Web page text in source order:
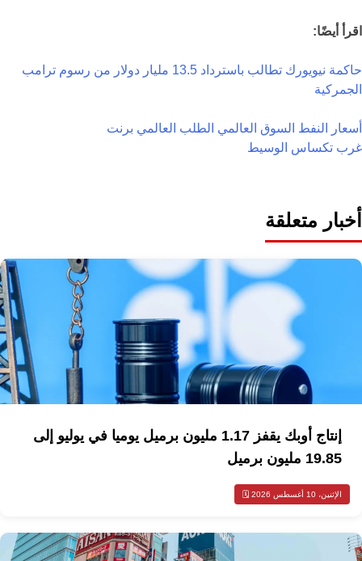
اقرأ أيضًا:
حاكمة نيويورك تطالب باسترداد 13.5 مليار دولار من رسوم ترامب
الجمركية
أسعار النفط السوق العالمي الطلب العالمي برنت
غرب تكساس الوسيط
أخبار متعلقة
إنتاج أوبك يقفز 1.17 مليون برميل يوميا في يوليو إلى
19.85 مليون برميل
الإثنين، 10 أغسطس 2026 🗓️